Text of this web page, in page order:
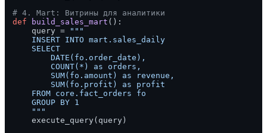
# 4. Mart: Витрины для аналитики
def
build_sales_mart ():
    query =
"""
    INSERT INTO mart.sales_daily
    SELECT
        DATE(fo.order_date),
        COUNT(*) as orders,
        SUM(fo.amount) as revenue,
        SUM(fo.profit) as profit
    FROM core.fact_orders fo
    GROUP BY 1
    """
    execute_query(query)